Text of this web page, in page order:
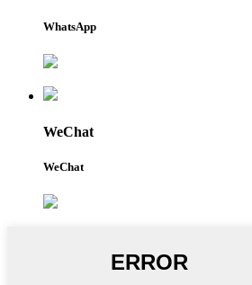
WhatsApp
WeChat
WeChat